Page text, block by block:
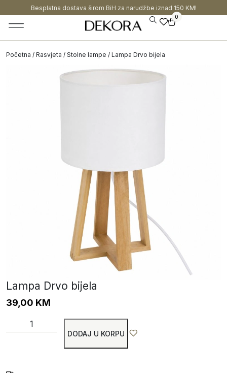
Besplatna dostava širom BiH za narudžbe iznad 150 KM!
0
Početna / Rasvjeta / Stolne lampe / Lampa Drvo bijela
Lampa Drvo bijela
39,00 KM
DODAJ U KORPU